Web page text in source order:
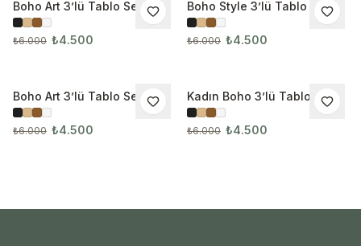
İNDIRIM
Boho Art 3’lü Tablo Seti
3289
₺6.000 ₺4.500
İNDIRIM
Boho Style 3’lü Tablo Seti
₺6.000 ₺4.500
İNDIRIM
Boho Art 3’lü Tablo Seti
3325
₺6.000 ₺4.500
İNDIRIM
Kadın Boho 3’lü Tablo Seti
₺6.000 ₺4.500